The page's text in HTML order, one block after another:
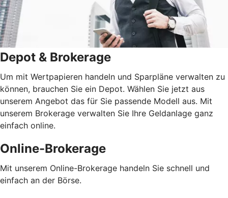
Depot & Brokerage
Um mit Wertpapieren handeln und Sparpläne verwalten zu
können, brauchen Sie ein Depot. Wählen Sie jetzt aus
unserem Angebot das für Sie passende Modell aus. Mit
unserem Brokerage verwalten Sie Ihre Geldanlage ganz
einfach online.
Online-Brokerage
Mit unserem Online-Brokerage handeln Sie schnell und
einfach an der Börse.